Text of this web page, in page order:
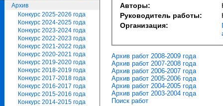
Архив
Конкурс 2025-2026 года
Конкурс 2024-2025 года
Конкурс 2023-2024 года
Конкурс 2022-2023 года
Конкурс 2021-2022 года
Конкурс 2020-2021 года
Конкурс 2019-2020 года
Конкурс 2018-2019 года
Конкурс 2017-2018 года
Конкурс 2016-2017 года
Конкурс 2015-2016 года
Конкурс 2014-2015 года
Авторы:
Руководитель работы:
Организация:
Архив работ 2008-2009 года
Архив работ 2007-2008 года
Архив работ 2006-2007 года
Архив работ 2005-2006 года
Архив работ 2004-2005 года
Архив работ 2003-2004 года
Поиск работ